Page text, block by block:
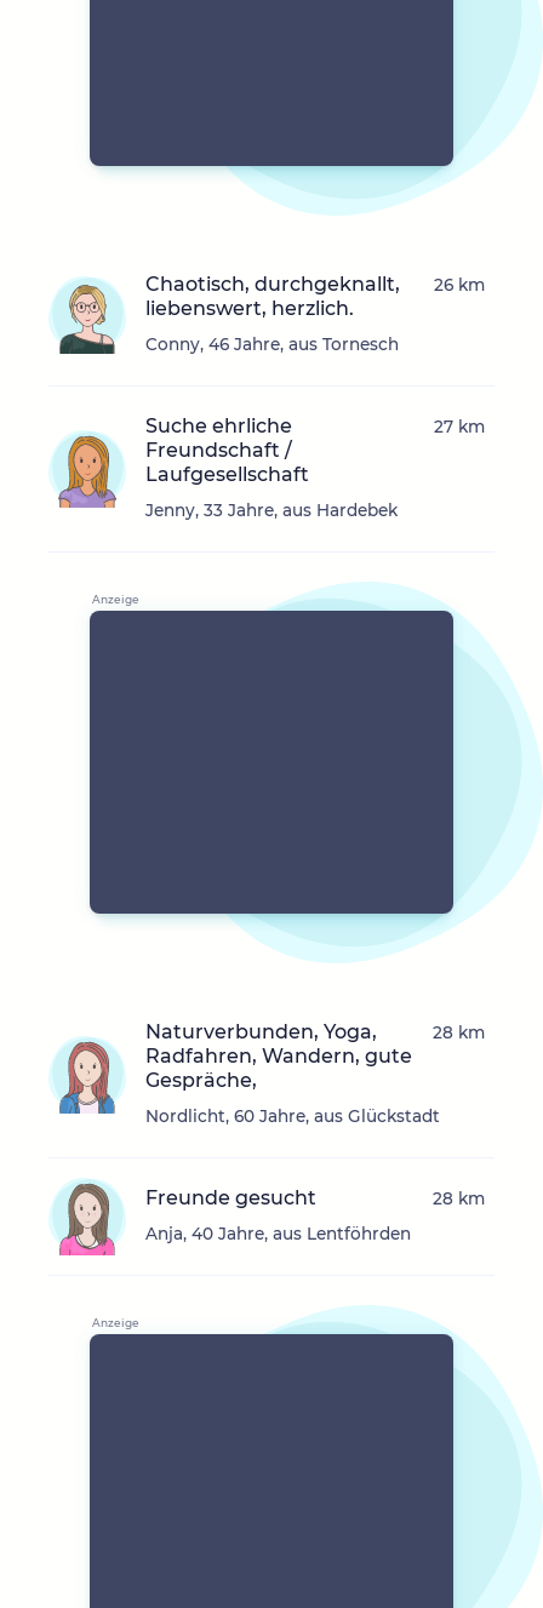
Chaotisch, durchgeknallt,
liebenswert, herzlich.
Conny, 46 Jahre, aus Tornesch
26 km
Suche ehrliche
Freundschaft /
Laufgesellschaft
Jenny, 33 Jahre, aus Hardebek
27 km
Naturverbunden, Yoga,
Radfahren, Wandern, gute
Gespräche,
Nordlicht, 60 Jahre, aus Glückstadt
28 km
Freunde gesucht
Anja, 40 Jahre, aus Lentföhrden
28 km